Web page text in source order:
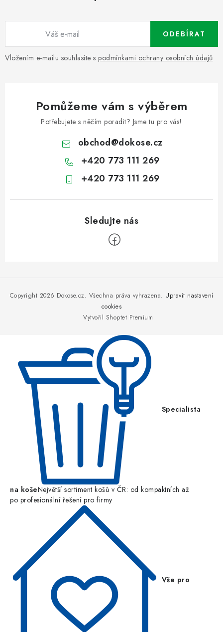
Vložením e-mailu souhlasíte s podmínkami ochrany osobních údajů
ODEBÍRAT
Pomůžeme vám s výběrem
Potřebujete s něčím poradit? Jsme tu pro vás!
obchod@dokose.cz
+420 773 111 269
+420 773 111 269
Vytvořil Shoptet Premium
Copyright 2026 Dokose.cz. Všechna práva vyhrazena. Upravit nastavení
cookies
Specialista
na košeNejvětší sortiment košů v ČR: od kompaktních až
po profesionální řešení pro firmy
Vše pro